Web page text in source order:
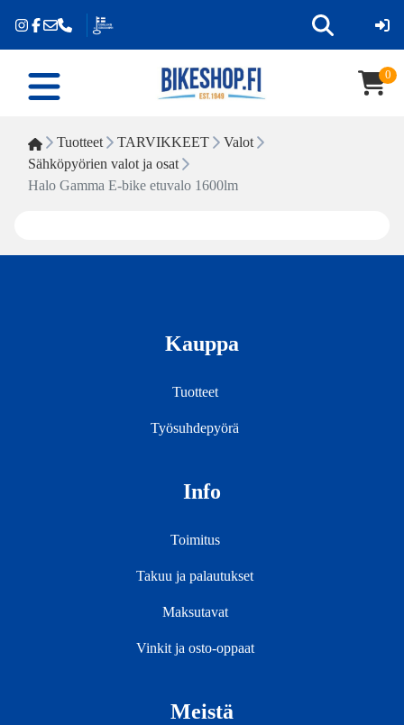
0
Tuotteet TARVIKKEET
Valot
Sähköpyörien valot ja osat
Halo Gamma E-bike etuvalo 1600lm
Kauppa
Tuotteet
Työsuhdepyörä
Info
Toimitus
Takuu ja palautukset
Maksutavat
Vinkit ja osto-oppaat
Meistä